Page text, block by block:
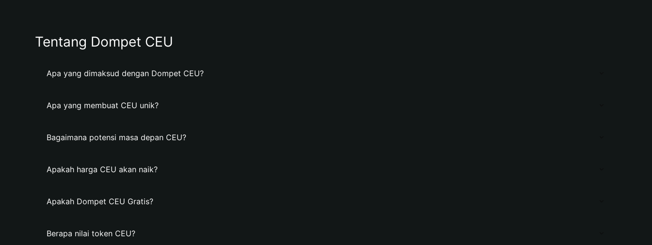
Tentang Dompet CEU
Apa yang dimaksud dengan Dompet CEU?
Apa yang membuat CEU unik?
Bagaimana potensi masa depan CEU?
Apakah harga CEU akan naik?
Apakah Dompet CEU Gratis?
Berapa nilai token CEU?